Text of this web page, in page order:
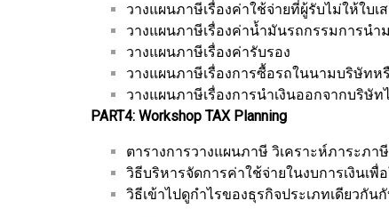
วางแผนภาษีเรื่องค่าใช้จ่ายที่ผู้รับไม่ให้ใบเ
วางแผนภาษีเรื่องค่าน้ำมันรถกรรมการนำ
วางแผนภาษีเรื่องค่ารับรอง
วางแผนภาษีเรื่องการซื้อรถในนามบริษัท
วางแผนภาษีเรื่องการนำเงินออกจากบริ
PART4: Workshop TAX Planning
ตารางการวางแผนภาษี วิเคราะห์ภาระภา
วิธีบริหารจัดการค่าใช้จ่ายในงบการเงินเ
วิธีเข้าไปดูกำไรของธุรกิจประเภทเดียวกั